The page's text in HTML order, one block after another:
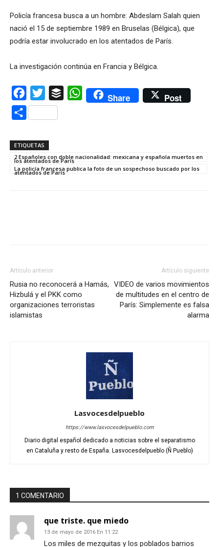
Policía francesa busca a un hombre: Abdeslam Salah quien
nació el 15 de septiembre 1989 en Bruselas (Bélgica), que
podría estar involucrado en los atentados de París.
La investigación continúa en Francia y Bélgica.
Facebook
Twitter Buffer WhatsAppShare Post
Compartir
ETIQUETAS
2 Españoles con doble nacionalidad: mexicana y española muertos en
los atentados de París
La policía francesa publica la foto de un sospechoso buscado por los
atentados de París
Artículo anterior
Rusia no reconocerá a Hamás,
Hizbulá y el PKK como
organizaciones terroristas
islamistas
Artículo siguiente
VIDEO de varios movimientos
de multitudes en el centro de
París: Simplemente es falsa
alarma
Lasvocesdelpueblo
https://www.lasvocesdelpueblo.com
Diario digital español dedicado a noticias sobre el separatismo
en Cataluña y resto de España. Lasvocesdelpueblo (Ñ Pueblo)
1 COMENTARIO
que triste. que miedo
13 de mayo de 2016 En 11:22
Los miles de mezquitas y los poblados barrios